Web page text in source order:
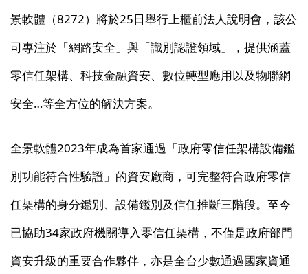
景軟體（8272）將於25日舉行上櫃前法人說明會，該公
司專注於「網路安全」與「識別認證領域」，提供涵蓋
零信任架構、科技金融資安、數位轉型應用以及物聯網
安全…等全方位的解決方案。
全景軟體2023年成為首家通過「政府零信任架構設備鑑
別功能符合性驗證」的資安廠商，可完整符合政府零信
任架構的身分鑑別、設備鑑別及信任推斷三階段。至今
已協助34家政府機關導入零信任架構，不僅是政府部門
資安升級的重要合作夥伴，亦是全台少數通過國家資通